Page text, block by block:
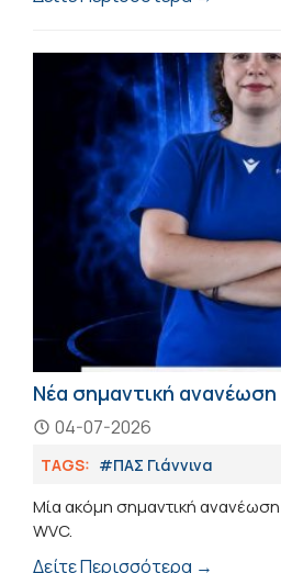
Νέα σημαντική ανανέωση
04-07-2026
TAGS: #ΠΑΣ Γιάννινα
Μία ακόμη σημαντική ανανέωση
WVC.
Δείτε Περισσότερα →